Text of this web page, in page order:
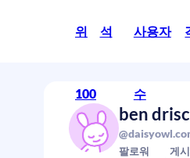
위
100
석 사용자
수
ben
팔로워
게